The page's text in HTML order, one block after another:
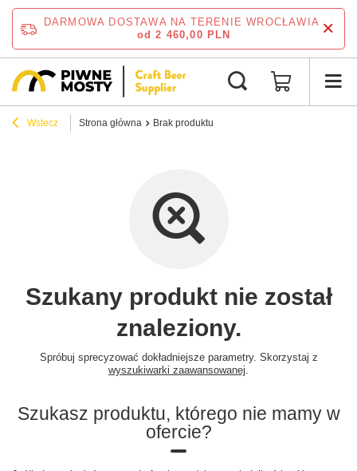
DARMOWA DOSTAWA NA TERENIE WROCŁAWIA
od 2 460,00 PLN
Wstecz Strona główna Brak produktu
Szukany produkt nie został
znaleziony.
Spróbuj sprecyzować dokładniejsze parametry. Skorzystaj z
wyszukiwarki zaawansowanej
Szukasz produktu, którego nie mamy w
ofercie?